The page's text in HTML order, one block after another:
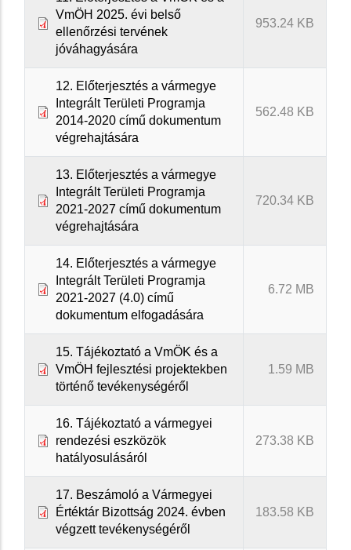
VmÖH 2025. évi belső
ellenőrzési tervének
jóváhagyására
953.24 KB
12. Előterjesztés a vármegye
Integrált Területi Programja
2014-2020 című dokumentum
végrehajtására
562.48 KB
13. Előterjesztés a vármegye
Integrált Területi Programja
2021-2027 című dokumentum
végrehajtására
720.34 KB
14. Előterjesztés a vármegye
Integrált Területi Programja
2021-2027 (4.0) című
dokumentum elfogadására
6.72 MB
15. Tájékoztató a VmÖK és a
VmÖH fejlesztési projektekben
történő tevékenységéről
1.59 MB
16. Tájékoztató a vármegyei
rendezési eszközök
hatályosulásáról
273.38 KB
17. Beszámoló a Vármegyei
Értéktár Bizottság 2024. évben
végzett tevékenységéről
183.58 KB